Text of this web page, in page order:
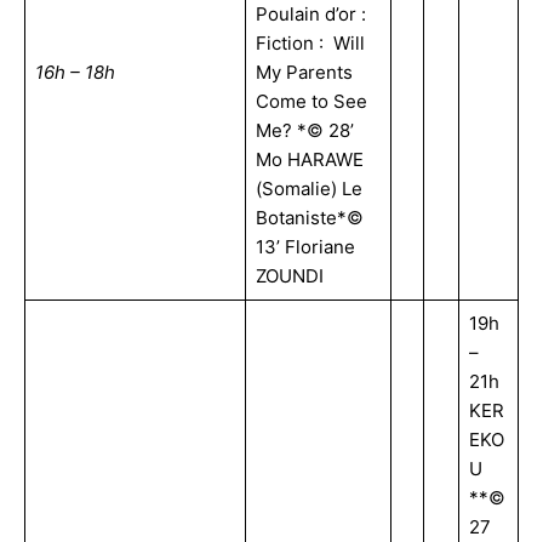
16h – 18h
Poulain d’or :
Fiction : Will
My Parents
Come to See
Me? *© 28’
Mo HARAWE
(Somalie) Le
Botaniste*©
13’ Floriane
ZOUNDI
19h
–
21h
KER
EKO
U
**©
27